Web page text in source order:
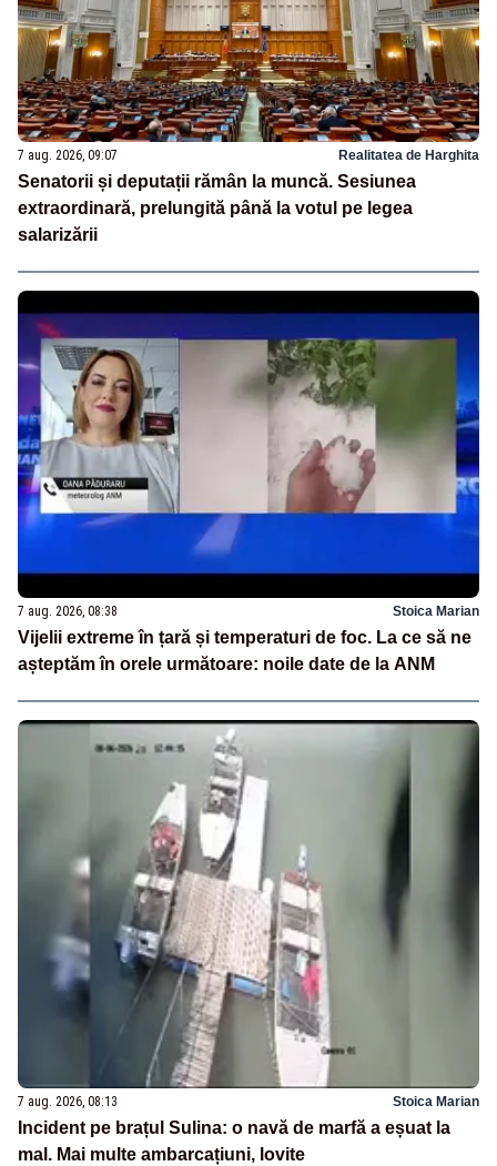
7 aug. 2026, 09:07 Realitatea de Harghita
Senatorii și deputații rămân la muncă. Sesiunea
extraordinară, prelungită până la votul pe legea
salarizării
7 aug. 2026, 08:38 Stoica Marian
Vijelii extreme în țară și temperaturi de foc. La ce să ne
așteptăm în orele următoare: noile date de la ANM
7 aug. 2026, 08:13 Stoica Marian
Incident pe brațul Sulina: o navă de marfă a eșuat la
mal. Mai multe ambarcațiuni, lovite